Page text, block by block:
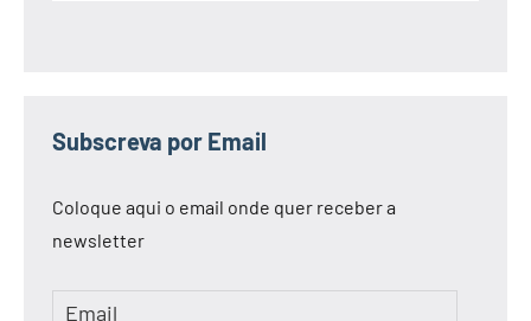
Subscreva por Email
Coloque aqui o email onde quer receber a
newsletter
Email